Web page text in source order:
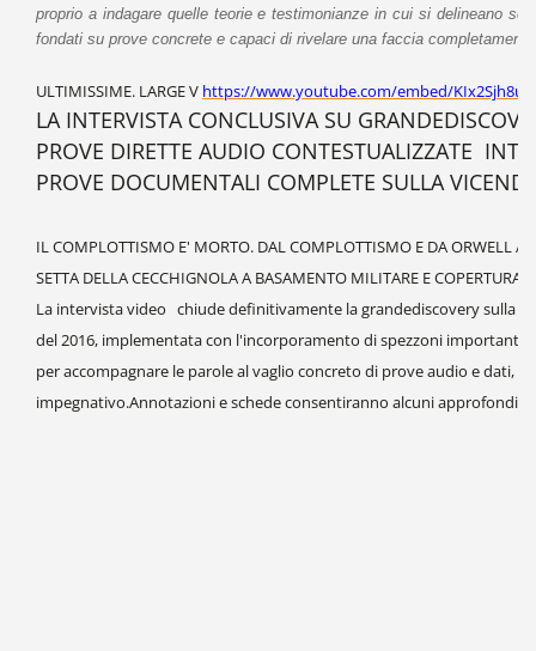
proprio a indagare quelle teorie e testimonianze in cui si delineano
fondati su prove concrete e capaci di rivelare una faccia
ULTIMISSIME. LARGE V https://www.youtube.com/embed/
LA INTERVISTA CONCLUSIVA SU
PROVE DIRETTE AUDIO CONTESTUALIZZATE
PROVE DOCUMENTALI COMPLETE SULLA
IL COMPLOTTISMO E' MORTO. DAL COMPLOTTISMO E DA ORWELL
SETTA DELLA CECCHIGNOLA A BASAMENTO MILITARE E COPERTURA
La intervista video chiude definitivamente la grandediscovery sulla
del 2016, implementata con l'incorporamento di spezzoni importanti
per accompagnare le parole al vaglio concreto di prove audio e dati,
impegnativo.Annotazioni e schede consentiranno alcuni